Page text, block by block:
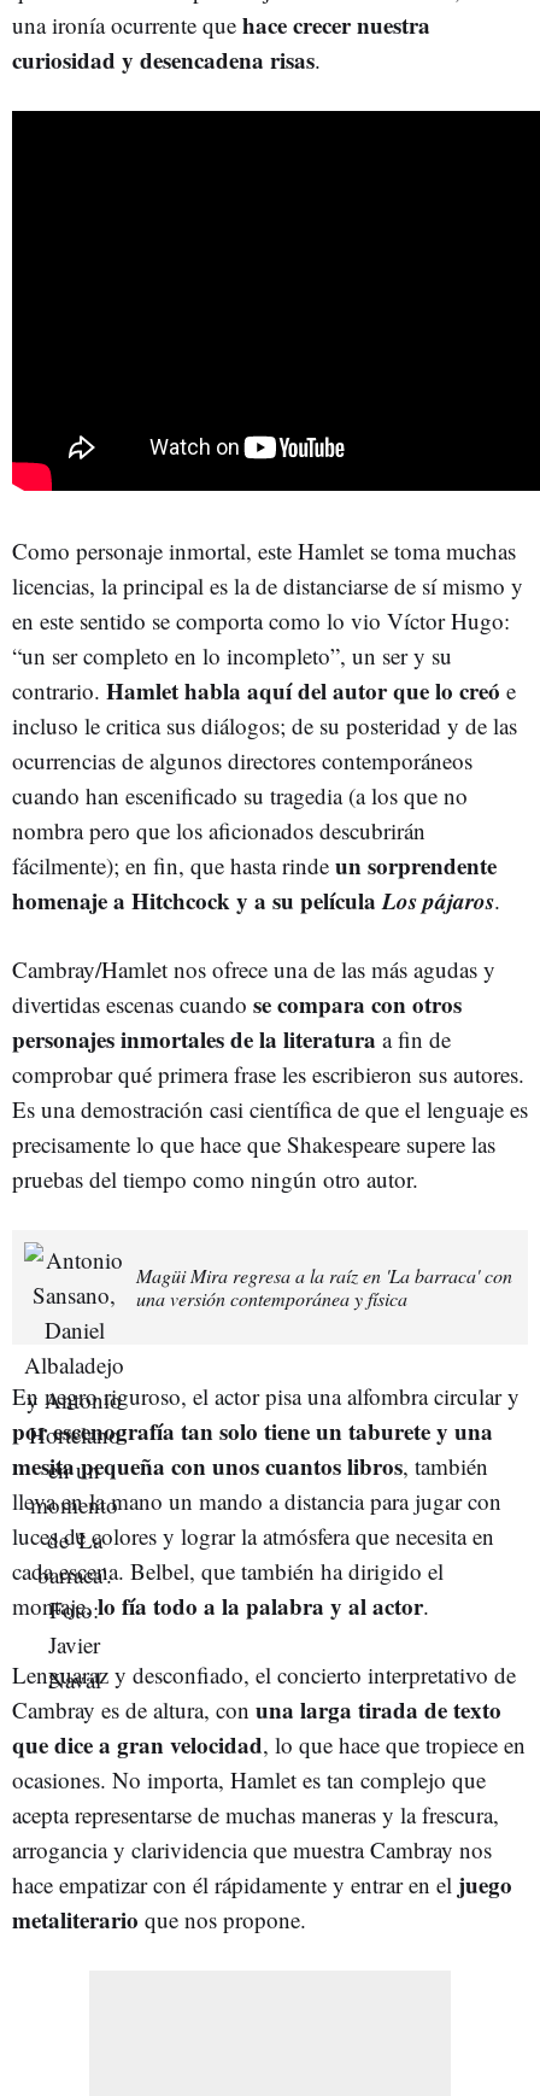
una ironía ocurrente que hace crecer nuestra
curiosidad y desencadena risas.
Como personaje inmortal, este Hamlet se toma muchas
licencias, la principal es la de distanciarse de sí mismo y
en este sentido se comporta como lo vio Víctor Hugo:
“un ser completo en lo incompleto”, un ser y su
contrario. Hamlet habla aquí del autor que lo creó e
incluso le critica sus diálogos; de su posteridad y de las
ocurrencias de algunos directores contemporáneos
cuando han escenificado su tragedia (a los que no
nombra pero que los aficionados descubrirán
fácilmente); en fin, que hasta rinde un sorprendente
homenaje a Hitchcock y a su películaLos pájaros.
Cambray/Hamlet nos ofrece una de las más agudas y
divertidas escenas cuando se compara con otros
personajes inmortales de la literatura a fin de
comprobar qué primera frase les escribieron sus autores.
Es una demostración casi científica de que el lenguaje es
precisamente lo que hace que Shakespeare supere las
pruebas del tiempo como ningún otro autor.
Magüi Mira regresa a la raíz en 'La barraca' con
una versión contemporánea y física
En negro riguroso, el actor pisa una alfombra circular y
por escenografía tan solo tiene un taburete y una
mesita pequeña con unos cuantos libros, también
lleva en la mano un mando a distancia para jugar con
luces de colores y lograr la atmósfera que necesita en
cada escena. Belbel, que también ha dirigido el
montaje,lo fía todo a la palabra y al actor.
Lenguaraz y desconfiado, el concierto interpretativo de
Cambray es de altura, con una larga tirada de texto
que dice a gran velocidad, lo que hace que tropiece en
ocasiones. No importa, Hamlet es tan complejo que
acepta representarse de muchas maneras y la frescura,
arrogancia y clarividencia que muestra Cambray nos
hace empatizar con él rápidamente y entrar en el juego
metaliterario que nos propone.